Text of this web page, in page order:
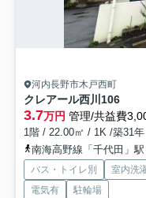
河内長野市木戸西町
クレアール西川 106
3.7万円 管理/共益費
1階 / 22.00㎡ / 1K /築31年
南海高野線「千代田」
バス・トイレ別 室内洗
電気有
駐輪場